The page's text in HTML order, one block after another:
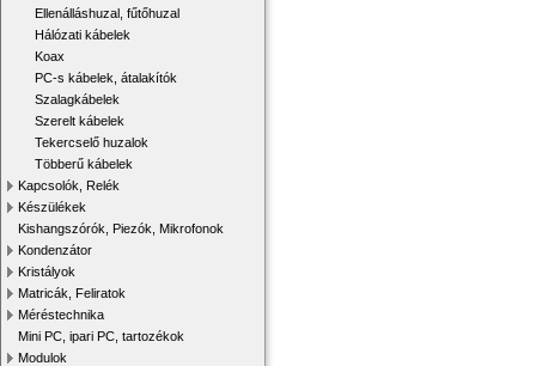
Ellenálláshuzal, fűtőhuzal
Hálózati kábelek
Koax
PC-s kábelek, átalakítók
Szalagkábelek
Szerelt kábelek
Tekercselő huzalok
Többerű kábelek
Kapcsolók, Relék
Készülékek
Kishangszórók, Piezók, Mikrofonok
Kondenzátor
Kristályok
Matricák, Feliratok
Méréstechnika
Mini PC, ipari PC, tartozékok
Modulok